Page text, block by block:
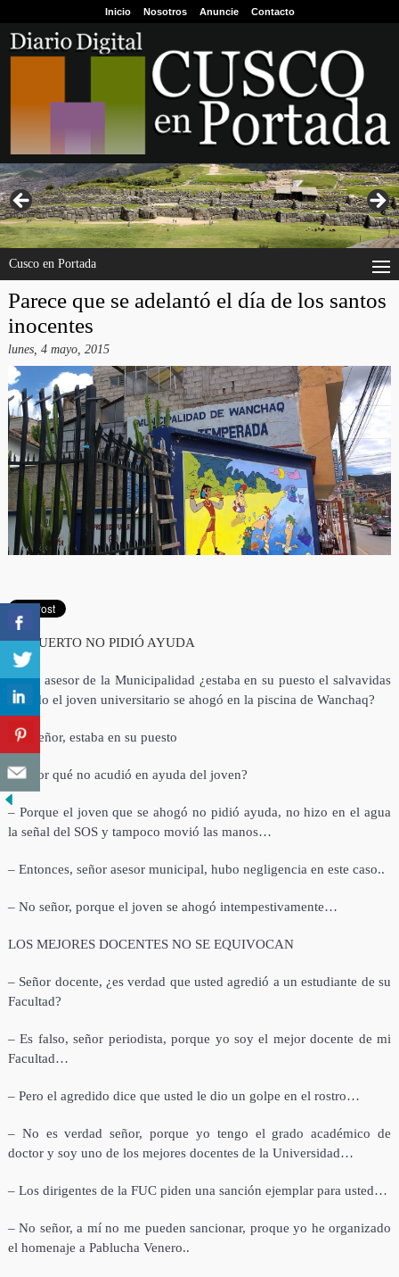
Inicio Nosotros Anuncie Contacto
Cusco en Portada
Parece que se adelantó el día de los santos
inocentes
lunes, 4 mayo, 2015
EL MUERTO NO PIDIÓ AYUDA
Señor asesor de la Municipalidad ¿estaba en su puesto el salvavidas
cuando el joven universitario se ahogó en la piscina de Wanchaq?
– Sí señor, estaba en su puesto
– Y por qué no acudió en ayuda del joven?
– Porque el joven que se ahogó no pidió ayuda, no hizo en el agua
la señal del SOS y tampoco movió las manos…
– Entonces, señor asesor municipal, hubo negligencia en este caso..
– No señor, porque el joven se ahogó intempestivamente…
LOS MEJORES DOCENTES NO SE EQUIVOCAN
– Señor docente, ¿es verdad que usted agredió a un estudiante de su
Facultad?
– Es falso, señor periodista, porque yo soy el mejor docente de mi
Facultad…
– Pero el agredido dice que usted le dio un golpe en el rostro…
– No es verdad señor, porque yo tengo el grado académico de
doctor y soy uno de los mejores docentes de la Universidad…
– Los dirigentes de la FUC piden una sanción ejemplar para usted…
– No señor, a mí no me pueden sancionar, proque yo he organizado
el homenaje a Pablucha Venero..